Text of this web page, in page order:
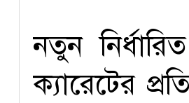
নতুন
ক্যারেটের